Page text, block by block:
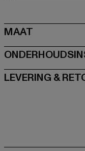
MAAT
LEVERING &